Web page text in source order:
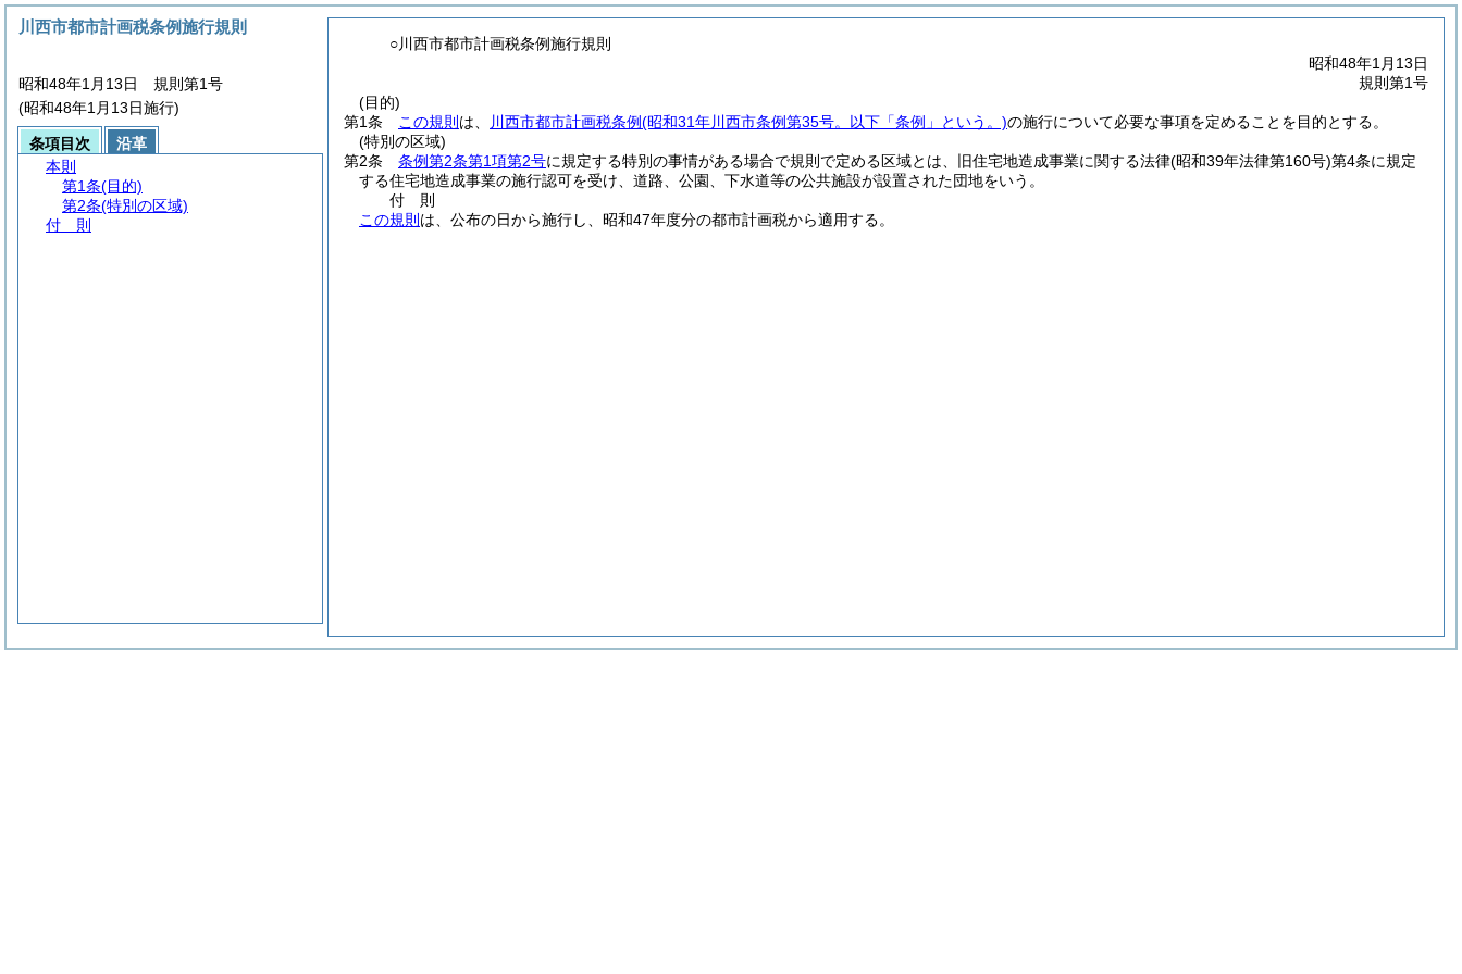
○川西市都市計画税条例施行規則
昭和48年1月13日
規則第1号
(目的)
第1条
この規則 は、 川西市都市計画税条例(昭和31年川西市条例第35号。以下「条例」という。)の施行について必要な事項を定めることを目的とする。
(特別の区域)
第2条
条例第2条第1項第2号に規定する特別の事情がある場合で規則で定める区域とは、旧住宅地造成事業に関する法律(昭和39年法律第160号)第4条に規定
する住宅地造成事業の施行認可を受け、道路、公園、下水道等の公共施設が設置された団地をいう。
付 則
この規則 は、公布の日から施行し、昭和47年度分の都市計画税から適用する。
川西市都市計画税条例施行規則
昭和48年1月13日 規則第1号
(昭和48年1月13日施行)
条項目次
沿革
本則
第1条(目的)
第2条(特別の区域)
付 則